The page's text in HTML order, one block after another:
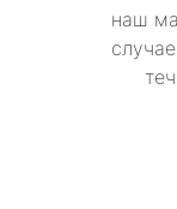
наш